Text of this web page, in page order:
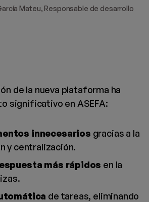
Mateu, Responsable de desarrollo
de la nueva plataforma ha
significativo en ASEFA:
innecesarios gracias a la
y centralización.
más rápidos en la
de tareas, eliminando